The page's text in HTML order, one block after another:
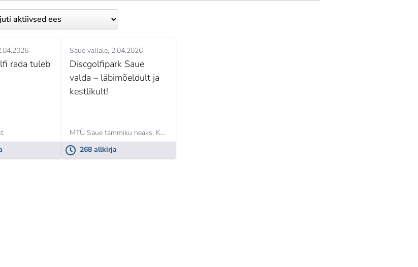
rada tuleb
Saue vallale 2.04.2026
Discgolfipark Saue
valda – läbimõeldult ja
kestlikult!
MTÜ Saue tammiku heaks, Kadri Katariina Johanson
268 allkirja